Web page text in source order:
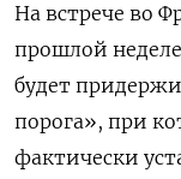
На встрече во
прошлой
будет
порога», при
фактически